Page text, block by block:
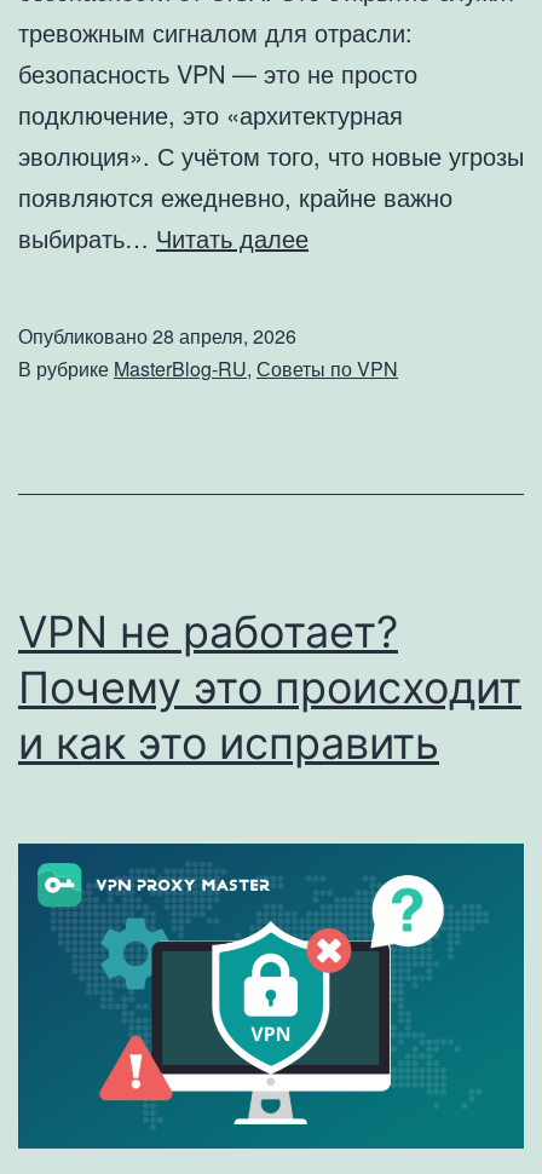
тревожным сигналом для отрасли:
безопасность VPN — это не просто
подключение, это «архитектурная
эволюция». С учётом того, что новые угрозы
появляются ежедневно, крайне важно
выбирать… Читать далееПочему
обновлять
Опубликовано28 апреля, 2026
В рубрике MasterBlog-RU, Советы по VPN
VPN не работает?
Почему это происходит
и как это исправить